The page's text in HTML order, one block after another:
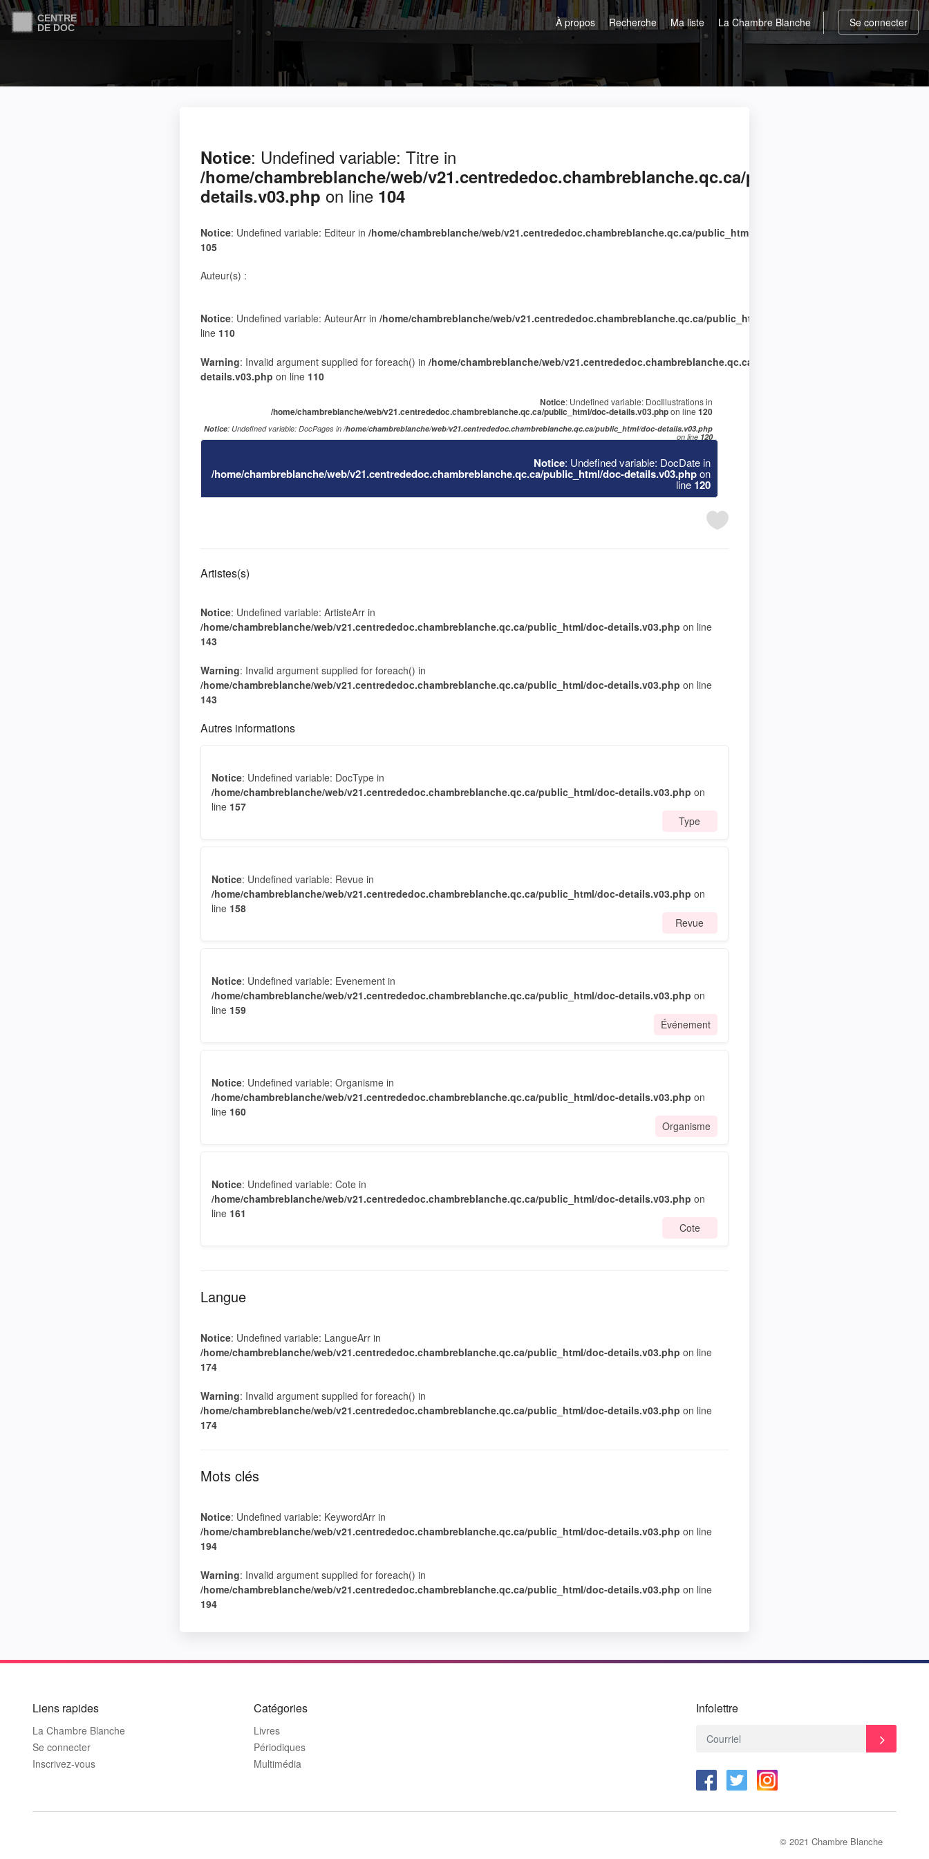
Se connecter
À propos Recherche Ma liste La Chambre Blanche
Notice: Undefined variable: Titre in
/home/chambreblanche/web/v21.centrededoc.chambreblanche.qc.ca/public_html/doc-
details.v03.php on line 104
Notice: Undefined variable: Editeur in/home/chambreblanche/web/v21.centrededoc.chambreblanche.qc.ca/public_html/doc-details.v03.php
105
Auteur(s) :
Notice: Undefined variable: AuteurArr in/home/chambreblanche/web/v21.centrededoc.chambreblanche.qc.ca/public_html/doc-details.v03.php
line 110
Warning: Invalid argument supplied for foreach() in/home/chambreblanche/web/v21.centrededoc.chambreblanche.qc.ca/public_html/doc-
details.v03.php on line 110
Notice: Undefined variable: DocIllustrations in
/home/chambreblanche/web/v21.centrededoc.chambreblanche.qc.ca/public_html/doc-details.v03.phpon line 120
Notice: Undefined variable: DocPages in/home/chambreblanche/web/v21.centrededoc.chambreblanche.qc.ca/public_html/doc-details.v03.php
on line 120
Notice: Undefined variable: DocDate in
/home/chambreblanche/web/v21.centrededoc.chambreblanche.qc.ca/public_html/doc-details.v03.phpon
line120
Artistes(s)
Notice: Undefined variable: ArtisteArr in
/home/chambreblanche/web/v21.centrededoc.chambreblanche.qc.ca/public_html/doc-details.v03.php on line
143
Warning: Invalid argument supplied for foreach() in
/home/chambreblanche/web/v21.centrededoc.chambreblanche.qc.ca/public_html/doc-details.v03.php on line
143
Autres informations
Notice: Undefined variable: DocType in
/home/chambreblanche/web/v21.centrededoc.chambreblanche.qc.ca/public_html/doc-details.v03.php on
line 157
Type
Notice: Undefined variable: Revue in
/home/chambreblanche/web/v21.centrededoc.chambreblanche.qc.ca/public_html/doc-details.v03.php on
line 158
Revue
Notice: Undefined variable: Evenement in
/home/chambreblanche/web/v21.centrededoc.chambreblanche.qc.ca/public_html/doc-details.v03.php on
line 159
Événement
Notice: Undefined variable: Organisme in
/home/chambreblanche/web/v21.centrededoc.chambreblanche.qc.ca/public_html/doc-details.v03.php on
line 160
Organisme
Notice: Undefined variable: Cote in
/home/chambreblanche/web/v21.centrededoc.chambreblanche.qc.ca/public_html/doc-details.v03.php on
line 161
Cote
Langue
Notice: Undefined variable: LangueArr in
/home/chambreblanche/web/v21.centrededoc.chambreblanche.qc.ca/public_html/doc-details.v03.php on line
174
Warning: Invalid argument supplied for foreach() in
/home/chambreblanche/web/v21.centrededoc.chambreblanche.qc.ca/public_html/doc-details.v03.php on line
174
Mots clés
Notice: Undefined variable: KeywordArr in
/home/chambreblanche/web/v21.centrededoc.chambreblanche.qc.ca/public_html/doc-details.v03.php on line
194
Warning: Invalid argument supplied for foreach() in
/home/chambreblanche/web/v21.centrededoc.chambreblanche.qc.ca/public_html/doc-details.v03.php on line
194
Liens rapides
La Chambre Blanche
Se connecter
Inscrivez-vous
Catégories
Livres
Périodiques
Multimédia
Infolettre
© 2021 Chambre Blanche